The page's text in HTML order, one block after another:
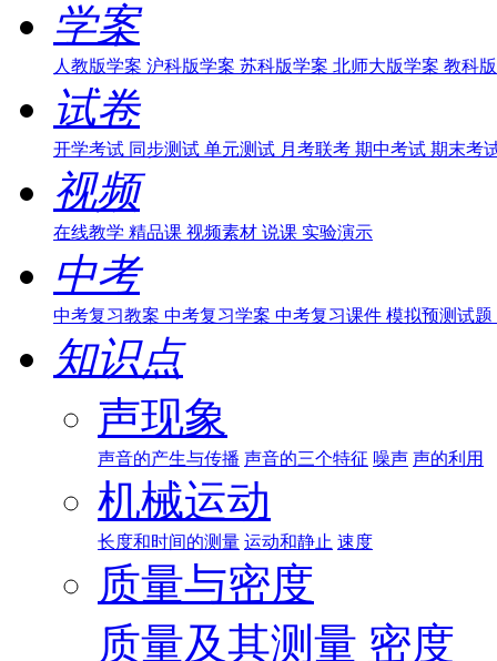
学案
人教版学案 沪科版学案 苏科版学案 北师大版学案 教科
试卷
开学考试 同步测试 单元测试 月考联考 期中考试 期末考
视频
在线教学 精品课 视频素材 说课 实验演示
中考
中考复习教案 中考复习学案 中考复习课件 模拟预测试题
知识点
声现象
声音的产生与传播 声音的三个特征 噪声 声的利用
机械运动
长度和时间的测量 运动和静止 速度
质量与密度
质量及其测量 密度